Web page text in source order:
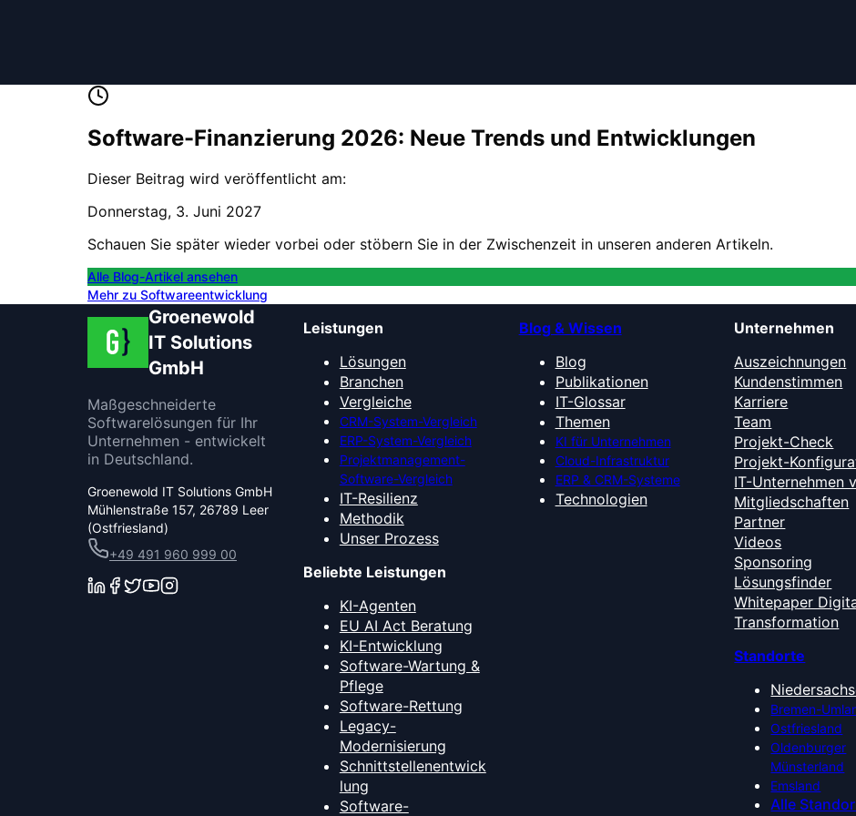
Software-Finanzierung 2026: Neue Trends und Entwicklungen
Dieser Beitrag wird veröffentlicht am:
Donnerstag, 3. Juni 2027
Schauen Sie später wieder vorbei oder stöbern Sie in der Zwischenzeit in unseren anderen Artikeln.
Alle Blog-Artikel ansehen
Mehr zu Softwareentwicklung
Groenewold
IT Solutions
GmbH
Maßgeschneiderte
Softwarelösungen für Ihr
Unternehmen - entwickelt
in Deutschland.
Groenewold IT Solutions GmbH
Mühlenstraße 157, 26789 Leer
(Ostfriesland)
+49 491 960 999 00
Leistungen
Lösungen
Branchen
Vergleiche
CRM-System-Vergleich
ERP-System-Vergleich
Projektmanagement-
Software-Vergleich
IT-Resilienz
Methodik
Unser Prozess
Beliebte Leistungen
KI-Agenten
EU AI Act Beratung
KI-Entwicklung
Software-Wartung &
Pflege
Software-Rettung
Legacy-
Modernisierung
Schnittstellenentwick
lung
Software-
Blog & Wissen
Blog
Publikationen
IT-Glossar
Themen
KI für Unternehmen
Cloud-Infrastruktur
ERP & CRM-Systeme
Technologien
Unternehmen
Auszeichnungen
Kundenstimmen
Karriere
Team
Projekt-Check
Projekt-
IT-Unternehmen
Mitgliedschaften
Partner
Videos
Sponsoring
Lösungsfinder
Whitepaper
Transformation
Standorte
Bremen-
Ostfriesland
Oldenburger
Münsterland
Emsland
Alle